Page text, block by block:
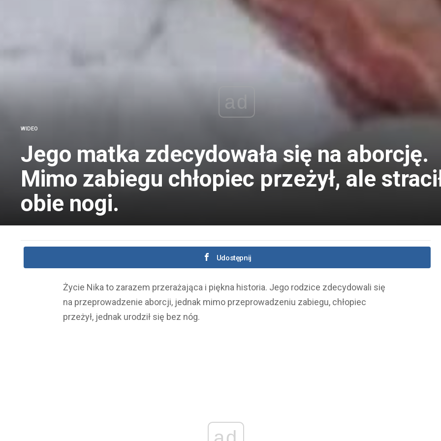
ad
WIDEO
Jego matka zdecydowała się na aborcję.
Mimo zabiegu chłopiec przeżył, ale
obie nogi.
Udostępnij
Życie Nika to zarazem przerażająca i piękna historia. Jego rodzice zdecydowali się
na przeprowadzenie aborcji, jednak mimo przeprowadzeniu zabiegu, chłopiec
przeżył, jednak urodził się bez nóg.